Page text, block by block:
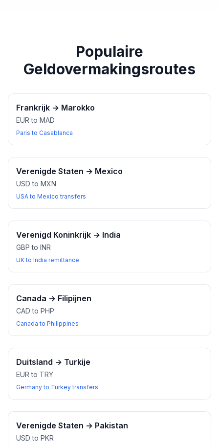
Populaire
Geldovermakingsroutes
Frankrijk → Marokko
EUR to MAD
Paris to Casablanca
Verenigde Staten → Mexico
USD to MXN
USA to Mexico transfers
Verenigd Koninkrijk → India
GBP to INR
UK to India remittance
Canada → Filipijnen
CAD to PHP
Canada to Philippines
Duitsland → Turkije
EUR to TRY
Germany to Turkey transfers
Verenigde Staten → Pakistan
USD to PKR